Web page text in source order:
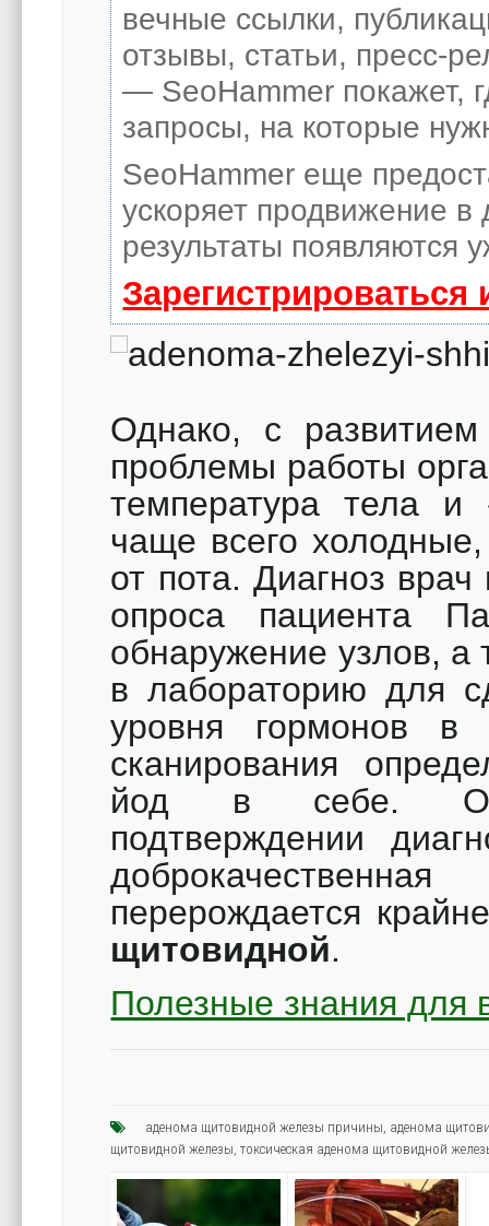
вечные ссылки,
отзывы, статьи, пресс-
— SeoHammer покажет,
запросы, на которые
SeoHammer еще
ускоряет продвижение в
результаты появляются
Однако, с
проблемы работы
температура тела и
чаще всего
от пота. Диагноз
опроса пациента
обнаружение узлов, а
в лабораторию для
уровня гормонов
сканирования
йод в себе.
подтверждении
перерождается
щитовидной.
Полезные знания для
аденома щитовидной железы причины, аденома
щитовидной железы,токсическая аденома щитовидной